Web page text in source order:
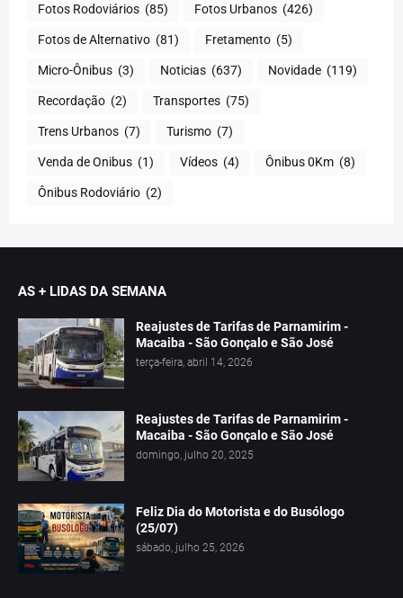
Fotos Rodoviários (85) Fotos Urbanos (426)
Fotos de Alternativo (81) Fretamento (5)
Micro-Ônibus (3) Noticias (637) Novidade (119)
Recordação (2) Transportes (75)
Trens Urbanos (7) Turismo (7)
Venda de Onibus (1) Vídeos (4) Ônibus 0Km (8)
Ônibus Rodoviário (2)
AS + LIDAS DA SEMANA
Reajustes de Tarifas de Parnamirim -
Macaiba - São Gonçalo e São José
terça-feira, abril 14, 2026
Reajustes de Tarifas de Parnamirim -
Macaiba - São Gonçalo e São José
domingo, julho 20, 2025
Feliz Dia do Motorista e do Busólogo
(25/07)
sábado, julho 25, 2026